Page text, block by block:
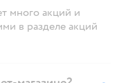
много акций и
в разделе акций